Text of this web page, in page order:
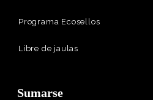
Programa Ecosellos
Libre de jaulas
Sumarse